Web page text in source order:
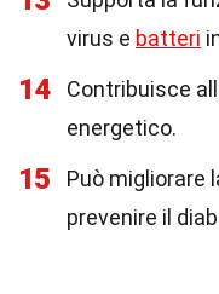
virus e batteri
14
Contribuisce
energetico.
15 Può migliorare
prevenire il